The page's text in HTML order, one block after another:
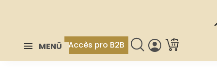
MENÜ Accès pro B2B